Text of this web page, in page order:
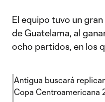
El equipo tuvo un
de Guatelama, al
ocho partidos, en los
Antigua buscará
Copa